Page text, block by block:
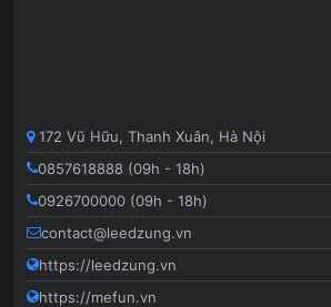
172 Vũ Hữu, Thanh Xuân, Hà Nội
0857618888 (09h - 18h)
0926700000 (09h - 18h)
contact@leedzung.vn
https://leedzung.vn
https://mefun.vn